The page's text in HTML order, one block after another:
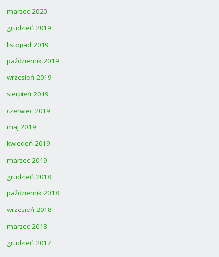
marzec 2020
grudzień 2019
listopad 2019
październik 2019
wrzesień 2019
sierpień 2019
czerwiec 2019
maj 2019
kwiecień 2019
marzec 2019
grudzień 2018
październik 2018
wrzesień 2018
marzec 2018
grudzień 2017